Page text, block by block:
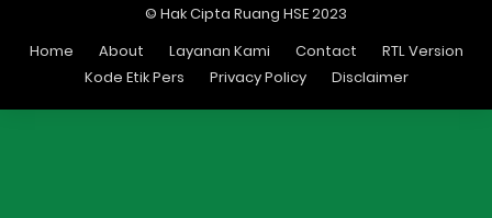
© Hak Cipta Ruang HSE 2023
Home
About Layanan Kami Contact
RTL Version
Kode Etik Pers
Privacy Policy Disclaimer